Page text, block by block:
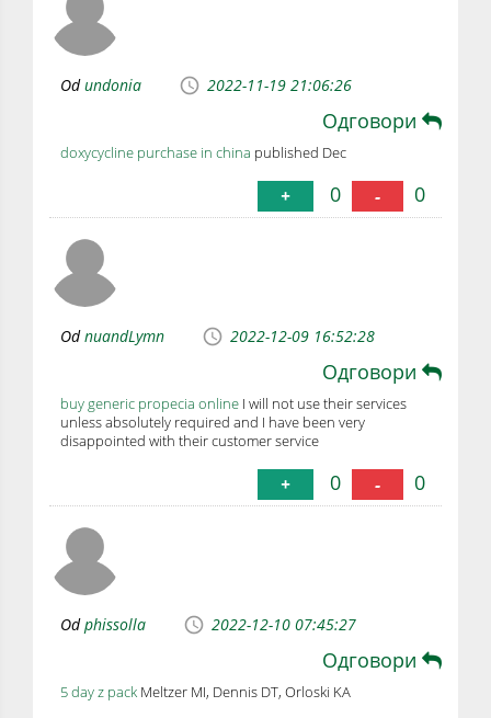
Odundonia 2022-11-19 21:06:26
Одговори
doxycycline purchase in china published Dec
+ 0 - 0
OdnuandLymn 2022-12-09 16:52:28
Одговори
buy generic propecia online I will not use their services
unless absolutely required and I have been very
disappointed with their customer service
+ 0 - 0
Odphissolla 2022-12-10 07:45:27
Одговори
5 day z pack Meltzer MI, Dennis DT, Orloski KA